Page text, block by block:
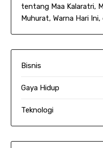
tentang Maa Kalaratri,
Muhurat, Warna Hari
Bisnis
Gaya Hidup
Teknologi